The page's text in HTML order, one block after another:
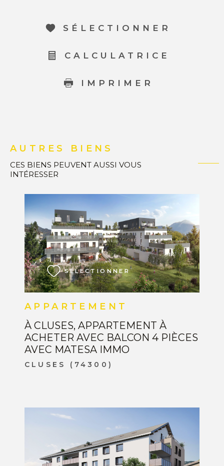
SÉLECTIONNER
CALCULATRICE
IMPRIMER
AUTRES BIENS
CES BIENS PEUVENT AUSSI VOUS
INTÉRESSER
APPARTEMENT
À CLUSES, APPARTEMENT À
ACHETER AVEC BALCON 4 PIÈCES
AVEC MATESA IMMO
CLUSES (74300)
SÉLECTIONNER
VOIR LE BIEN
VOIR LE BIEN